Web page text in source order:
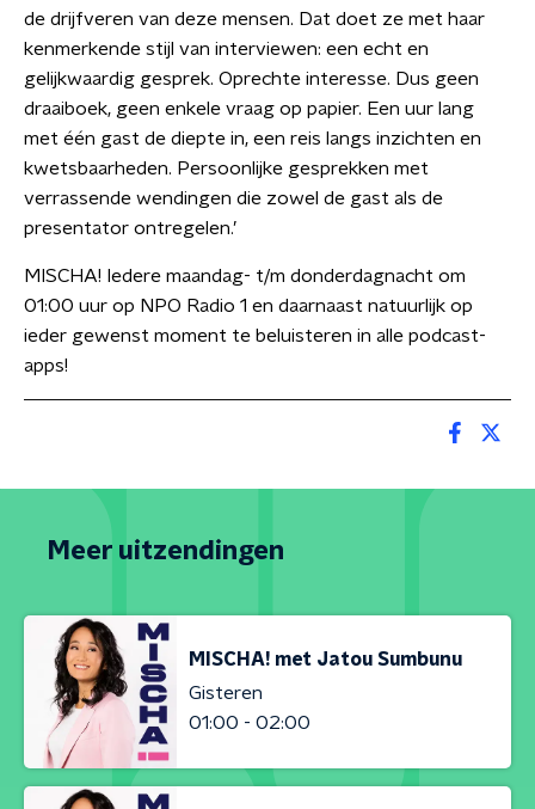
de drijfveren van deze mensen. Dat doet ze met haar
kenmerkende stijl van interviewen: een echt en
gelijkwaardig gesprek. Oprechte interesse. Dus geen
draaiboek, geen enkele vraag op papier. Een uur lang
met één gast de diepte in, een reis langs inzichten en
kwetsbaarheden. Persoonlijke gesprekken met
verrassende wendingen die zowel de gast als de
presentator ontregelen.’
MISCHA! Iedere maandag- t/m donderdagnacht om
01:00 uur op NPO Radio 1 en daarnaast natuurlijk op
ieder gewenst moment te beluisteren in alle podcast-
apps!
Meer uitzendingen
MISCHA! met Jatou Sumbunu
Gisteren
01:00 - 02:00